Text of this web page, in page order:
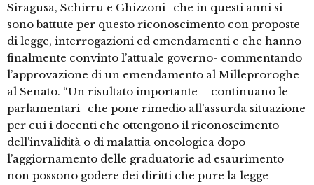
Siragusa, Schirru e Ghizzoni- che in questi anni si
sono battute per questo riconoscimento con proposte
di legge, interrogazioni ed emendamenti e che hanno
finalmente convinto l’attuale governo- commentando
l’approvazione di un emendamento al Milleproroghe
al Senato. “Un risultato importante – continuano le
parlamentari- che pone rimedio all’assurda situazione
per cui i docenti che ottengono il riconoscimento
dell’invalidità o di malattia oncologica dopo
l’aggiornamento delle graduatorie ad esaurimento
non possono godere dei diritti che pure la legge